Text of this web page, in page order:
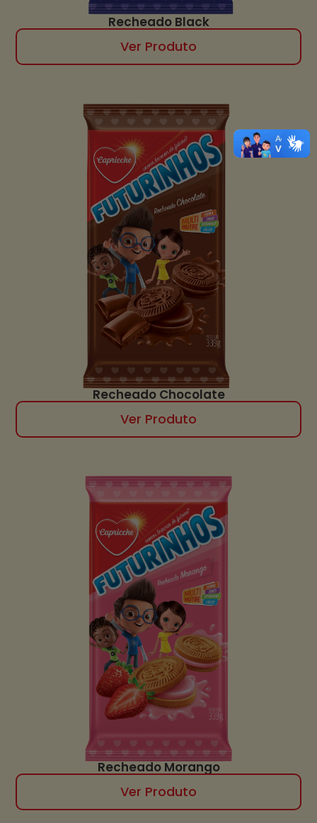
Recheado Black
Ver Produto
Recheado Chocolate
Ver Produto
Recheado Morango
Ver Produto